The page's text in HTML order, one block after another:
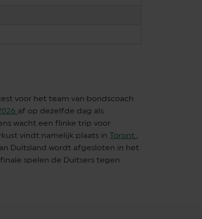
voor het team van bondscoach
af op dezelfde dag als
wacht een flinke trip voor
vindt namelijk plaats in Toront ,
Duitsland wordt afgesloten in het
spelen de Duitsers tegen